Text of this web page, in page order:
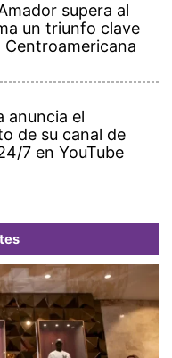
supera al
un triunfo clave
Centroamericana
anuncia el
de su canal de
7 en YouTube